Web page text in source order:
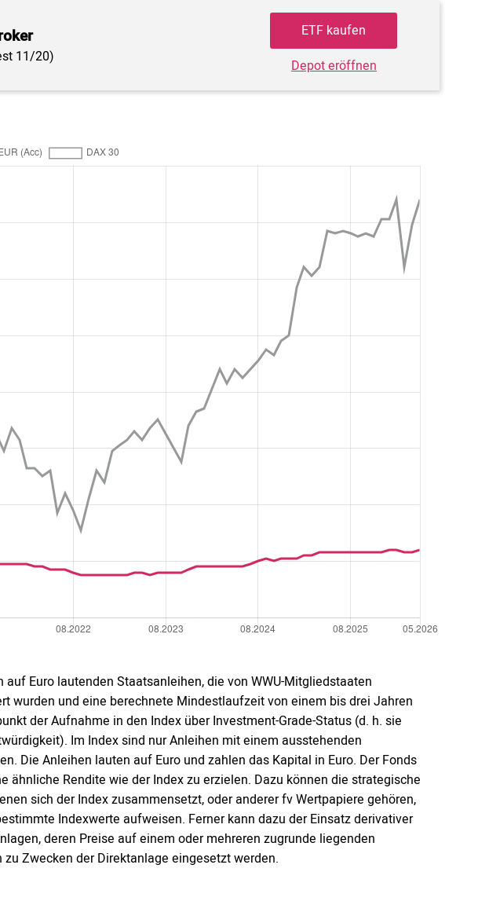
11/20)
ETF kaufen
Depot eröffnen
Euro lautenden Staatsanleihen, die von WWU-Mitgliedstaaten
wurden und eine berechnete Mindestlaufzeit von einem bis drei Jahren
der Aufnahme in den Index über Investment-Grade-Status (d. h. sie
Im Index sind nur Anleihen mit einem ausstehenden
Die Anleihen lauten auf Euro und zahlen das Kapital in Euro. Der Fonds
ähnliche Rendite wie der Index zu erzielen. Dazu können die strategische
sich der Index zusammensetzt, oder anderer fv Wertpapiere gehören,
Indexwerte aufweisen. Ferner kann dazu der Einsatz derivativer
deren Preise auf einem oder mehreren zugrunde liegenden
Zwecken der Direktanlage eingesetzt werden.